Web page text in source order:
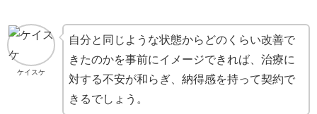
ケイスケ
自分と同じような状態からどのくらい改善で
きたのかを事前にイメージできれば、治療に
対する不安が和らぎ、納得感を持って契約で
きるでしょう。